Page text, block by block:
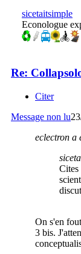
sicetaitsimple
Econologue
Re:
Citer
Message non lu
eclectron a
Cites
On s'en
3 bis.